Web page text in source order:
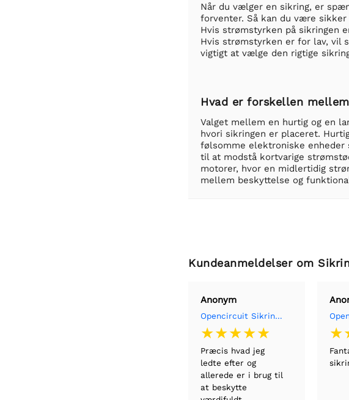
Når du vælger en sikring, er
forventer. Så kan du være
Hvis strømstyrken på sikringen
Hvis strømstyrken er for lav, vil
vigtigt at vælge den rigtige
Hvad er forskellen
Valget mellem en hurtig og en
hvori sikringen er placeret.
følsomme elektroniske enheder
til at modstå kortvarige
motorer, hvor en midlertidig
mellem beskyttelse og
Kundeanmeldelser om
Anonym
Opencircuit Sikringsholder med ledning (22AWG)
Præcis hvad jeg
ledte efter og
allerede er i brug til
at beskytte